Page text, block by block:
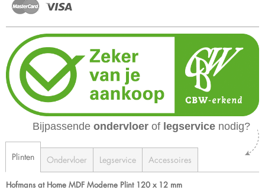
Bijpassende ondervloer of legservice nodig?
Plinten Ondervloer Legservice Accessoires
Hofmans at Home MDF Moderne Plint 120 x 12 mm